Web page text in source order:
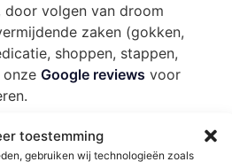
toestemming
gebruiken wij technologieën zoals
door volgen van droom
zaken (gokken,
shoppen, stappen,
onze Google reviews voor
begeleiden, niet alleen
ook als je de coaching